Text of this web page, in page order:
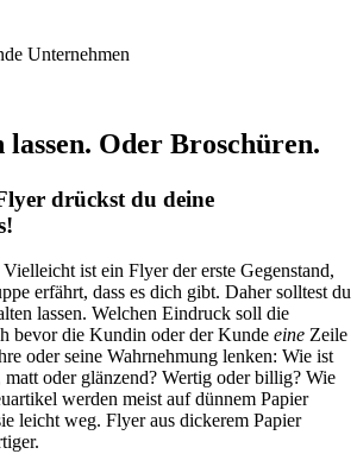
Unternehmen
Oder Broschüren.
drückst du deine
Vielleicht ist ein Flyer der erste Gegenstand,
erfährt, dass es dich gibt. Daher solltest du
lassen. Welchen Eindruck soll die
bevor die Kundin oder der Kundeeine Zeile
oder seine Wahrnehmung lenken: Wie ist
oder glänzend? Wertig oder billig? Wie
werden meist auf dünnem Papier
leicht weg. Flyer aus dickerem Papier